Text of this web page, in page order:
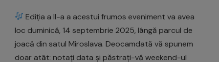
Ediția a II-a a acestui frumos eveniment va avea
loc duminică, 14 septembrie 2025, lângă parcul de
joacă din satul Miroslava. Deocamdată vă spunem
doar atât: notați data și păstrați-vă weekend-ul